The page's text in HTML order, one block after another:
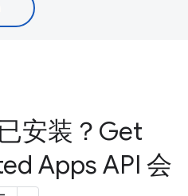
安装？Get
Apps API 会